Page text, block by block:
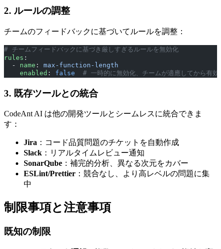
2. ルールの調整
チームのフィードバックに基づいてルールを調整：
# チームフィードバックに基づき厳しすぎるルールを無効化
rules :
  -
name : max-function-length
    enabled
: false
# 一時的に無効化、チームが適應してから有効
3. 既存ツールとの統合
CodeAnt AI は他の開発ツールとシームレスに統合できま
す：
Jira ：コード品質問題のチケットを自動作成
Slack ：リアルタイムレビュー通知
SonarQube ：補完的分析、異なる次元をカバー
ESLint/Prettier ：競合なし、より高レベルの問題に集
中
制限事項と注意事項
既知の制限